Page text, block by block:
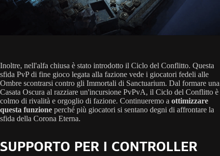
Inoltre, nell'alfa chiusa è stato introdotto il Ciclo del Conflitto. Questa
sfida PvP di fine gioco legata alla fazione vede i giocatori fedeli alle
Ombre scontrarsi contro gli Immortali di Sanctuarium. Dal formare una
Casata Oscura al razziare un'incursione PvPvA, il Ciclo del Conflitto è
colmo di rivalità e orgoglio di fazione. Continueremo a ottimizzare
questa funzione perché più giocatori si sentano degni di affrontare la
sfida della Corona Eterna.
SUPPORTO PER I CONTROLLER